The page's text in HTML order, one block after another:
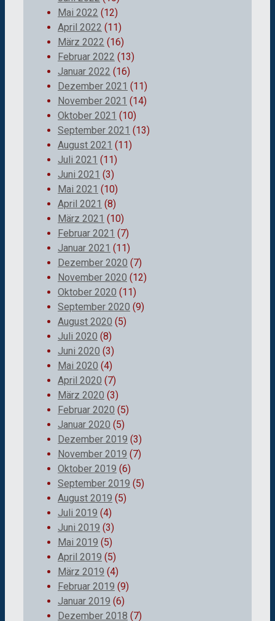
Mai 2022 (12)
April 2022 (11)
März 2022 (16)
Februar 2022 (13)
Januar 2022 (16)
Dezember 2021 (11)
November 2021 (14)
Oktober 2021 (10)
September 2021 (13)
August 2021 (11)
Juli 2021 (11)
Juni 2021 (3)
Mai 2021 (10)
April 2021 (8)
März 2021 (10)
Februar 2021 (7)
Januar 2021 (11)
Dezember 2020 (7)
November 2020 (12)
Oktober 2020 (11)
September 2020 (9)
August 2020 (5)
Juli 2020 (8)
Juni 2020 (3)
Mai 2020 (4)
April 2020 (7)
März 2020 (3)
Februar 2020 (5)
Januar 2020 (5)
Dezember 2019 (3)
November 2019 (7)
Oktober 2019 (6)
September 2019 (5)
August 2019 (5)
Juli 2019 (4)
Juni 2019 (3)
Mai 2019 (5)
April 2019 (5)
März 2019 (4)
Februar 2019 (9)
Januar 2019 (6)
Dezember 2018 (7)